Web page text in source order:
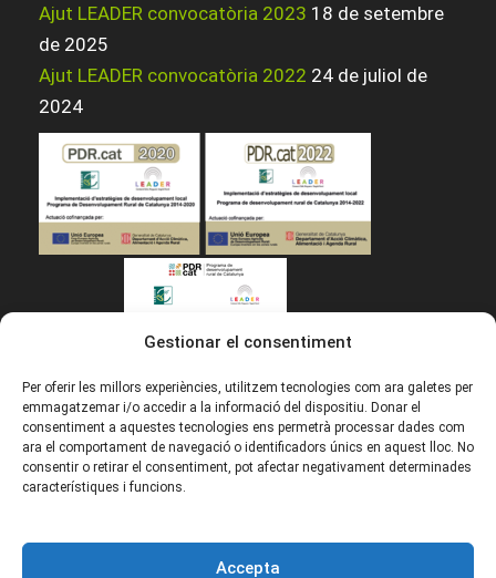
Gestionar el consentiment
Per oferir les millors experiències, utilitzem tecnologies com ara galetes per
emmagatzemar i/o accedir a la informació del dispositiu. Donar el
consentiment a aquestes tecnologies ens permetrà processar dades com
ara el comportament de navegació o identificadors únics en aquest lloc. No
consentir o retirar el consentiment, pot afectar negativament determinades
característiques i funcions.
Accepta
Ajut LEADER convocatòria 2023 18 de setembre
de 2025
Ajut LEADER convocatòria 2022 24 de juliol de
2024
Inici